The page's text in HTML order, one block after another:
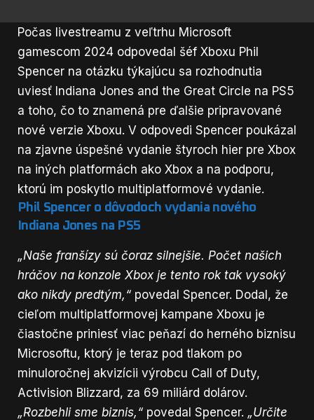
Počas livestreamu z veľtrhu Microsoft
gamescom 2024 odpovedal šéf Xboxu Phil
Spencer na otázku týkajúcu sa rozhodnutia
uviesť Indiana Jones and the Great Circle na PS5
a toho, čo to znamená pre ďalšie pripravované
nové verzie Xboxu. V odpovedi Spencer poukázal
na zjavne úspešné vydanie štyroch hier pre Xbox
na iných platformách ako Xbox a na podporu,
ktorú im poskytlo multiplatformové vydanie.
Phil Spencer o dôvodoch vydania nového
Indiana Jones na PS5
„Naše franšízy sú čoraz silnejšie. Počet našich
hráčov na konzole Xbox je tento rok tak vysoký
ako nikdy predtým,“ povedal Spencer. Dodal, že
cieľom multiplatformovej kampane Xboxu je
čiastočne priniesť viac peňazí do herného biznisu
Microsoftu, ktorý je teraz pod tlakom po
minuloročnej akvizícii výrobcu Call of Duty,
Activision Blizzard, za 69 miliárd dolárov.
„Rozbehli sme biznis,“ povedal Spencer. „Určite